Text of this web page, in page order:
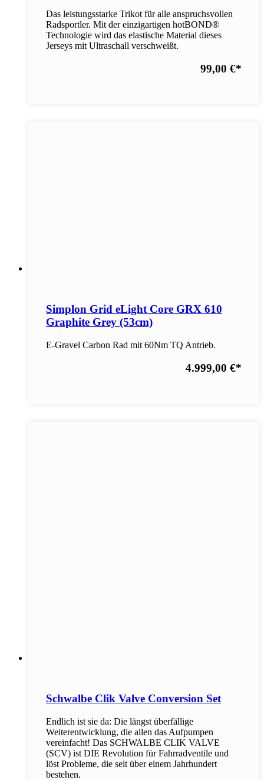
Das leistungsstarke Trikot für alle anspruchsvollen
Radsportler. Mit der einzigartigen hotBOND®
Technologie wird das elastische Material dieses
Jerseys mit Ultraschall verschweißt.
99,00 €*
Simplon Grid eLight Core GRX 610
Graphite Grey (53cm)
E-Gravel Carbon Rad mit 60Nm TQ Antrieb.
4.999,00 €*
Schwalbe Clik Valve Conversion Set
Endlich ist sie da: Die längst überfällige
Weiterentwicklung, die allen das Aufpumpen
vereinfacht! Das SCHWALBE CLIK VALVE
(SCV) ist DIE Revolution für Fahrradventile und
löst Probleme, die seit über einem Jahrhundert
bestehen.